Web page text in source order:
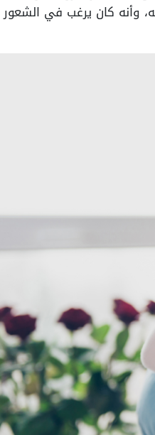
وأنه كان يرغب في الشعور